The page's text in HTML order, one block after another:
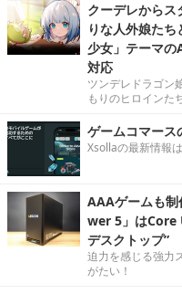
クーデレからス
りな人外娘た
少女」テーマの
対応
ツンデレドラゴン
もりのヒロインた
ゲームコマー
Xsollaの最新情報
AAAゲームも
wer 5」はCore
デスクトップ”
迫力を感じる強力
がたい！